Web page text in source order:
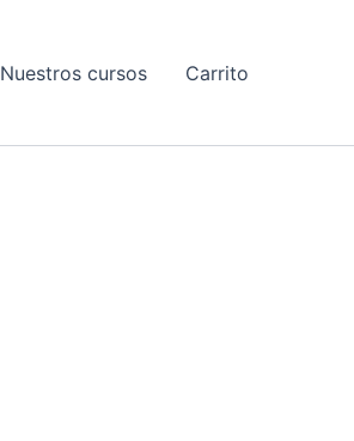
Nuestros cursos Carrito